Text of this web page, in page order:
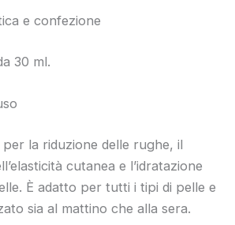
e confezione
30 ml.
la riduzione delle rughe, il
cutanea e l’idratazione
È adatto per tutti i tipi di pelle e
sia al mattino che alla sera.